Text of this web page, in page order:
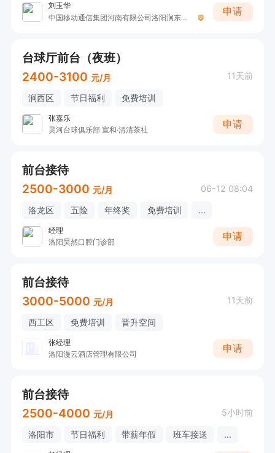
刘玉华
中国移动通信集团河南有限公司洛阳涧东路营业厅
申请
台球厅前台（夜班）
2400-3100 元/月 11天前
涧西区 节日福利 免费培训
张嘉乐
灵河台球俱乐部 宣和·清清茶社
申请
前台接待
2500-3000 元/月 06-12 08:04
洛龙区 五险 年终奖 免费培训 ...
经理
洛阳昊然口腔门诊部
申请
前台接待
3000-5000 元/月 11天前
西工区 免费培训 晋升空间
张经理
洛阳漫云酒店管理有限公司
申请
前台接待
2500-4000 元/月 5小时前
洛阳市 节日福利 带薪年假 班车接送 ...